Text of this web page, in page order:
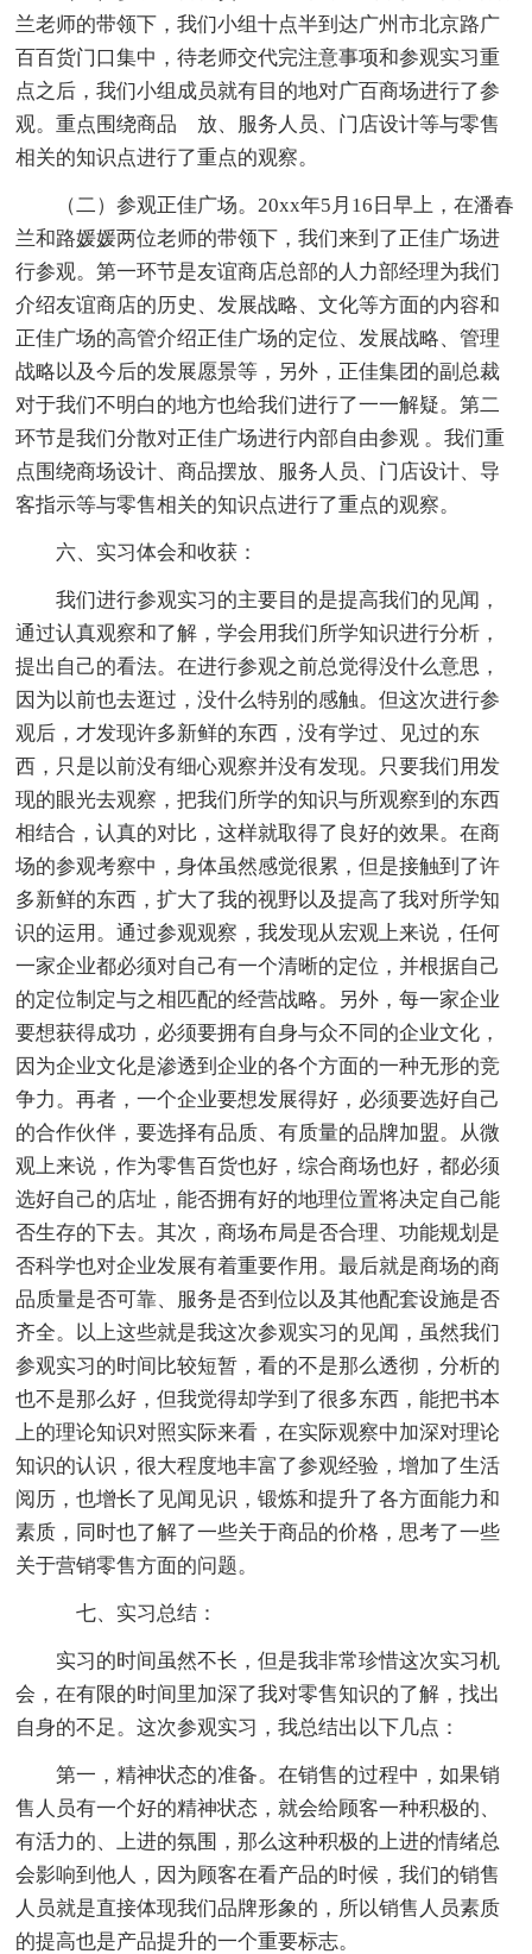
兰老师的带领下，我们小组十点半到达广州市北京路广
百百货门口集中，待老师交代完注意事项和参观实习重
点之后，我们小组成员就有目的地对广百商场进行了参
观。重点围绕商品 放、服务人员、门店设计等与零售
相关的知识点进行了重点的观察。
（二）参观正佳广场。20xx年5月16日早上，在潘春
兰和路媛媛两位老师的带领下，我们来到了正佳广场进
行参观。第一环节是友谊商店总部的人力部经理为我们
介绍友谊商店的历史、发展战略、文化等方面的内容和
正佳广场的高管介绍正佳广场的定位、发展战略、管理
战略以及今后的发展愿景等，另外，正佳集团的副总裁
对于我们不明白的地方也给我们进行了一一解疑。第二
环节是我们分散对正佳广场进行内部自由参观 。我们重
点围绕商场设计、商品摆放、服务人员、门店设计、导
客指示等与零售相关的知识点进行了重点的观察。
六、实习体会和收获：
我们进行参观实习的主要目的是提高我们的见闻，
通过认真观察和了解，学会用我们所学知识进行分析，
提出自己的看法。在进行参观之前总觉得没什么意思，
因为以前也去逛过，没什么特别的感触。但这次进行参
观后，才发现许多新鲜的东西，没有学过、见过的东
西，只是以前没有细心观察并没有发现。只要我们用发
现的眼光去观察，把我们所学的知识与所观察到的东西
相结合，认真的对比，这样就取得了良好的效果。在商
场的参观考察中，身体虽然感觉很累，但是接触到了许
多新鲜的东西，扩大了我的视野以及提高了我对所学知
识的运用。通过参观观察，我发现从宏观上来说，任何
一家企业都必须对自己有一个清晰的定位，并根据自己
的定位制定与之相匹配的经营战略。另外，每一家企业
要想获得成功，必须要拥有自身与众不同的企业文化，
因为企业文化是渗透到企业的各个方面的一种无形的竞
争力。再者，一个企业要想发展得好，必须要选好自己
的合作伙伴，要选择有品质、有质量的品牌加盟。从微
观上来说，作为零售百货也好，综合商场也好，都必须
选好自己的店址，能否拥有好的地理位置将决定自己能
否生存的下去。其次，商场布局是否合理、功能规划是
否科学也对企业发展有着重要作用。最后就是商场的商
品质量是否可靠、服务是否到位以及其他配套设施是否
齐全。以上这些就是我这次参观实习的见闻，虽然我们
参观实习的时间比较短暂，看的不是那么透彻，分析的
也不是那么好，但我觉得却学到了很多东西，能把书本
上的理论知识对照实际来看，在实际观察中加深对理论
知识的认识，很大程度地丰富了参观经验，增加了生活
阅历，也增长了见闻见识，锻炼和提升了各方面能力和
素质，同时也了解了一些关于商品的价格，思考了一些
关于营销零售方面的问题。
七、实习总结：
实习的时间虽然不长，但是我非常珍惜这次实习机
会，在有限的时间里加深了我对零售知识的了解，找出
自身的不足。这次参观实习，我总结出以下几点：
第一，精神状态的准备。在销售的过程中，如果销
售人员有一个好的精神状态，就会给顾客一种积极的、
有活力的、上进的氛围，那么这种积极的上进的情绪总
会影响到他人，因为顾客在看产品的时候，我们的销售
人员就是直接体现我们品牌形象的，所以销售人员素质
的提高也是产品提升的一个重要标志。